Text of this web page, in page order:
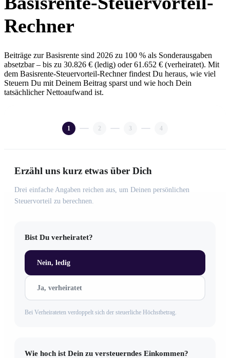
Rechner
Beiträge zur Basisrente sind 2026 zu 100 % als Sonderausgaben
absetzbar – bis zu 30.826 € (ledig) oder 61.652 € (verheiratet). Mit
dem Basisrente-Steuervorteil-Rechner findest Du heraus, wie viel
Steuern Du mit Deinem Beitrag sparst und wie hoch Dein
tatsächlicher Nettoaufwand ist.
1 2 3 4
Erzähl uns kurz etwas über Dich
Drei einfache Angaben reichen aus, um Deinen persönlichen
Steuervorteil zu berechnen.
Bist Du verheiratet?
Nein, ledig
Ja, verheiratet
Bei Verheirateten verdoppelt sich der steuerliche Höchstbetrag.
Wie hoch ist Dein zu versteuerndes Einkommen?